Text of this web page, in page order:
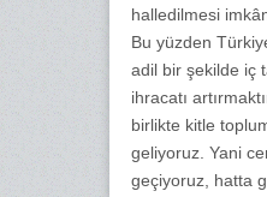
halledilmesi
Bu yüzden
adil bir şekilde iç
ihracatı
birlikte kitle
geliyoruz. Yani
geçiyoruz, hatta